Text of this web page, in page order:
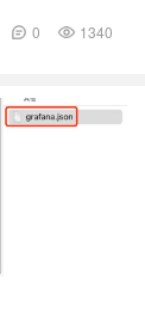
0
1340